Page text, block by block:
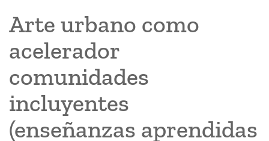
Arte urbano como
acelerador
comunidades
incluyentes
(enseñanzas aprendidas